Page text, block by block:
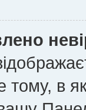
тому, в